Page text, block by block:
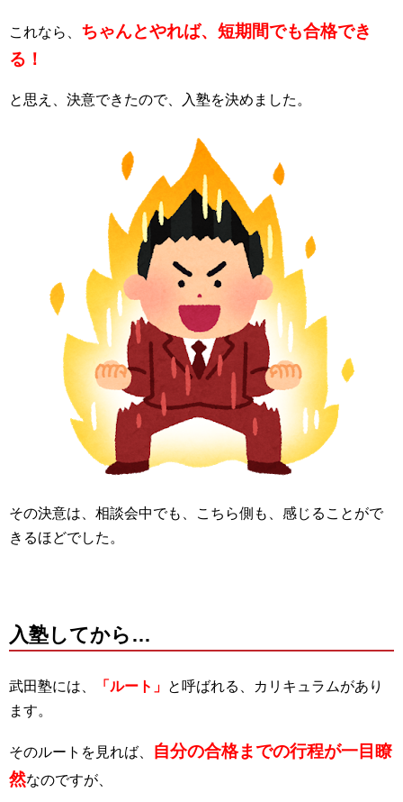
これなら、 ちゃんとやれば、短期間でも合格でき
る！
と思え、決意できたので、入塾を決めました。
その決意は、相談会中でも、こちら側も、感じることがで
きるほどでした。
入塾してから…
武田塾には、 「ルート」 と呼ばれる、カリキュラムがあり
ます。
そのルートを見れば、
自分の合格までの行程が一目瞭
然なのですが、